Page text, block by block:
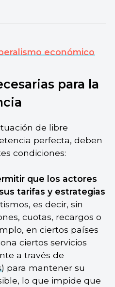
económico
para la
de libre
perfecta, deben
condiciones:
que los actores
tarifas y estrategias
es decir, sin
cuotas, recargos o
en ciertos países
ciertos servicios
a través de
) para mantener su
lo que impide que